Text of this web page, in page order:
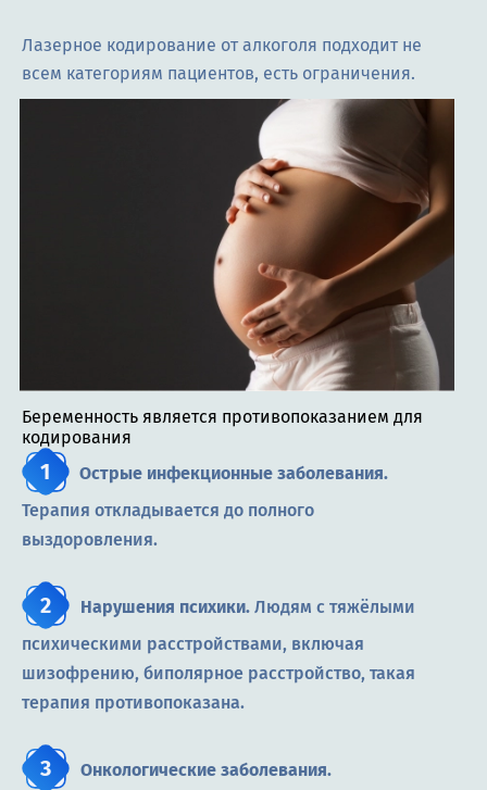
Лазерное кодирование от алкоголя подходит не
всем категориям пациентов, есть ограничения.
Беременность является противопоказанием для
кодирования
Острые инфекционные заболевания.
Терапия откладывается до полного
выздоровления.
Нарушения психики. Людям с тяжёлыми
психическими расстройствами, включая
шизофрению, биполярное расстройство, такая
терапия противопоказана.
Онкологические заболевания.